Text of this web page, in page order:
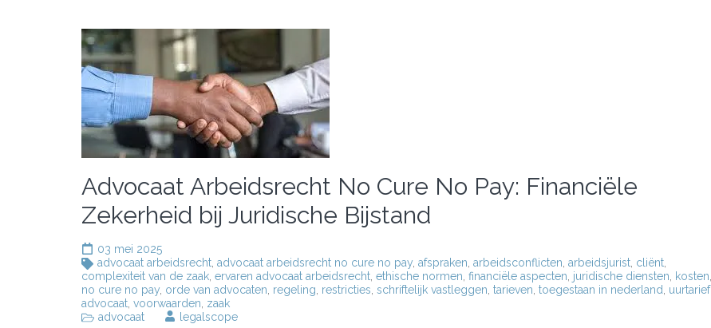
Advocaat Arbeidsrecht No Cure No Pay: Financiële
Zekerheid bij Juridische Bijstand
03 mei 2025
advocaat arbeidsrecht advocaat arbeidsrecht no cure no pay afspraken arbeidsconflicten arbeidsjurist cliënt
complexiteit van de zaak ervaren advocaat arbeidsrecht ethische normen financiële aspecten juridische diensten kosten
no cure no pay orde van advocaten regeling restricties schriftelijk vastleggen tarieven toegestaan in nederland
uurtarief
advocaat voorwaarden zaak
advocaat
legalscope